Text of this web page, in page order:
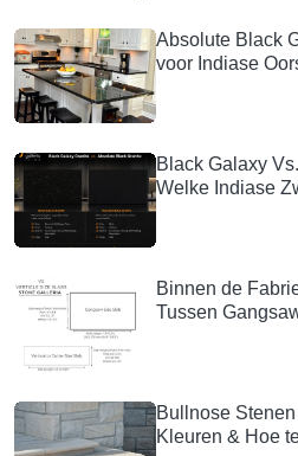
Absolute Black
voor Indiase
Black Galaxy
Welke Indiase
Binnen de
Tussen
Bullnose
Kleuren & Hoe